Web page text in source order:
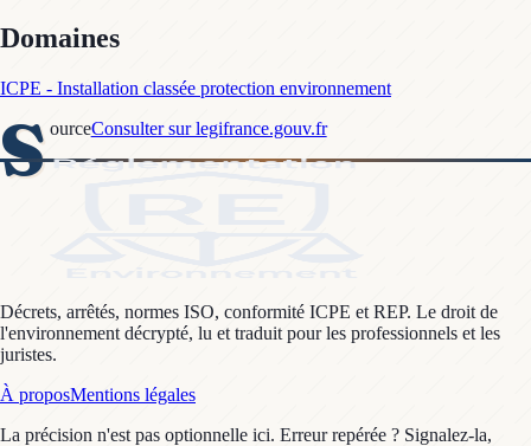
Domaines
ICPE - Installation classée protection environnement
S ourceConsulter sur legifrance.gouv.fr
Décrets, arrêtés, normes ISO, conformité ICPE et REP. Le droit de
l'environnement décrypté, lu et traduit pour les professionnels et les
juristes.
À proposMentions légales
La précision n'est pas optionnelle ici. Erreur repérée ? Signalez-la,